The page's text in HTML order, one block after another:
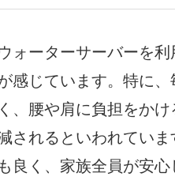
ォーターサーバーを
感じています。特に
、腰や肩に負担をか
されるといわれてい
良く、家族全員が安